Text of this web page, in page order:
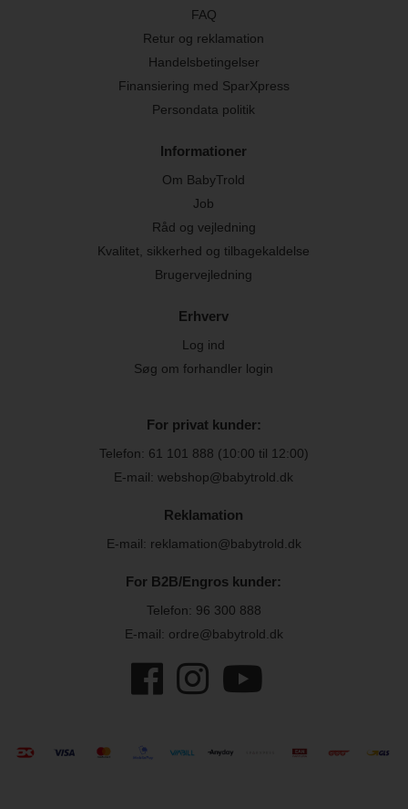
FAQ
Retur og reklamation
Handelsbetingelser
Finansiering med SparXpress
Persondata politik
Informationer
Om BabyTrold
Job
Råd og vejledning
Kvalitet, sikkerhed og tilbagekaldelse
Brugervejledning
Erhverv
Log ind
Søg om forhandler login
For privat kunder:
Telefon: 61 101 888 (10:00 til 12:00)
E-mail: webshop@babytrold.dk
Reklamation
E-mail: reklamation@babytrold.dk
For B2B/Engros kunder:
Telefon: 96 300 888
E-mail: ordre@babytrold.dk